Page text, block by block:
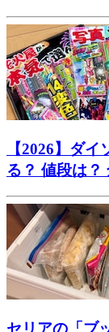
【2026】ダ
る？ 値段は？
セリアの「ブ